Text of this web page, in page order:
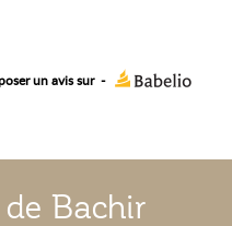
un avis sur -
Bachir